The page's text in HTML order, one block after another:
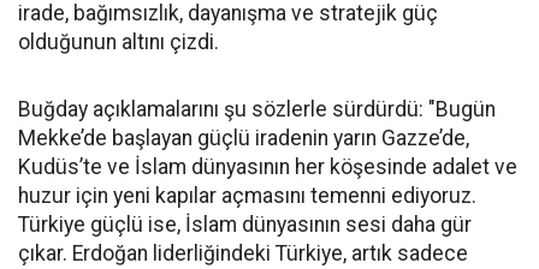
irade, bağımsızlık, dayanışma ve stratejik güç
olduğunun altını çizdi.
Buğday açıklamalarını şu sözlerle sürdürdü: "Bugün
Mekke’de başlayan güçlü iradenin yarın Gazze’de,
Kudüs’te ve İslam dünyasının her köşesinde adalet ve
huzur için yeni kapılar açmasını temenni ediyoruz.
Türkiye güçlü ise, İslam dünyasının sesi daha gür
çıkar. Erdoğan liderliğindeki Türkiye, artık sadece